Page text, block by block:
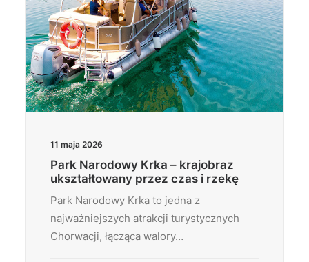
11 maja 2026
Park Narodowy Krka – krajobraz
ukształtowany przez czas i rzekę
Park Narodowy Krka to jedna z
najważniejszych atrakcji turystycznych
Chorwacji, łącząca walory…